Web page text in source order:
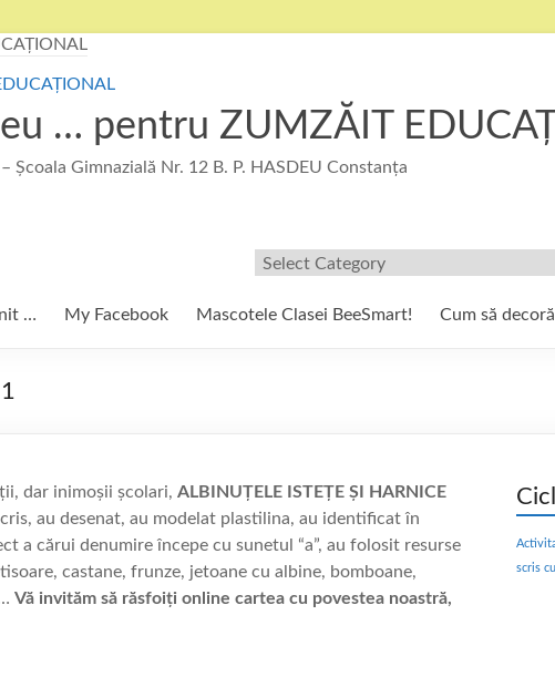
… pentru ZUMZĂIT
Gimnazială Nr. 12 B. P. HASDEU Constanța
Filtre/Etichete
… My Facebook Mascotele Clasei BeeSmart! Cum să
dar inimoșii școlari, ALBINUȚELE ISTEȚE ȘI HARNICE
au desenat, au modelat plastilina, au identificat în
a cărui denumire începe cu sunetul “a”, au folosit resurse
castane, frunze, jetoane cu albine, bomboane,
Vă invităm să răsfoiți online cartea cu povestea noastră,
scris